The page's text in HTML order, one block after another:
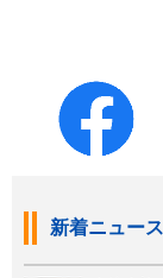
新着ニュース